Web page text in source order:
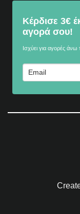
Κέρδισε 3€
αγορά σου!
Ισχύει για αγορές